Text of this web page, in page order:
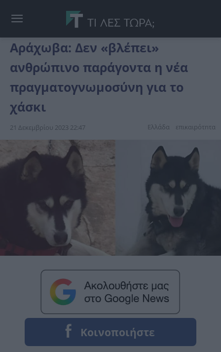
Αράχωβα: Δεν «βλέπει»
ανθρώπινο παράγοντα η νέα
πραγματογνωμοσύνη για το
χάσκι
21 Δεκεμβρίου 2023 22:47 Ελλάδα επικαιpότnτα